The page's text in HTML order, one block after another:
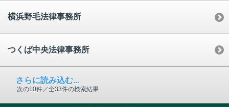
横浜野毛法律事務所
つくば中央法律事務所
さらに読み込む...
次の10件／全33件の検索結果